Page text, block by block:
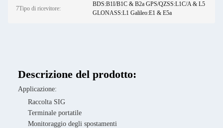
7Tipo di ricevitore:
BDS:B1I/B1C & B2a GPS/QZSS:L1C/A & L5
GLONASS:L1 Galileo:E1 & E5a
Descrizione del prodotto:
Applicazione:
Raccolta SIG
Terminale portatile
Monitoraggio degli spostamenti